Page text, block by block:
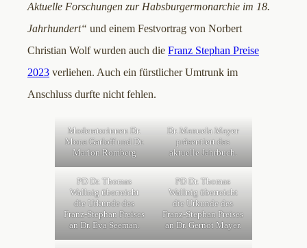
Aktuelle Forschungen zur Habsburgermonarchie im 18.
Jahrhundert“ und einem Festvortrag von Norbert
Christian Wolf wurden auch die Franz Stephan Preise
2023 verliehen. Auch ein fürstlicher Umtrunk im
Anschluss durfte nicht fehlen.
Moderatorinnen Dr.
Mona Garloff und Dr.
Marion Romberg
Dr. Manuela Mayer
präsentiert das
aktuelle Jahrbuch.
PD Dr. Thomas
Wallnig überreicht
die Urkunde des
Franz-Stephan Preises
an Dr. Eva Seeman.
PD Dr. Thomas
Wallnig überreicht
die Urkunde des
Franz-Stephan Preises
an Dr. Gernot Mayer.